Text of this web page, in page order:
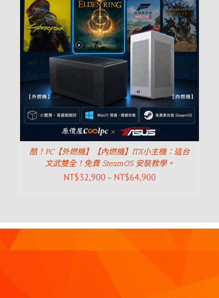
酷！PC【外燃機】【內燃機】ITX小主機：這台
文武雙全！免費 SteamOS 安裝教學。
NT$32,900 – NT$64,900